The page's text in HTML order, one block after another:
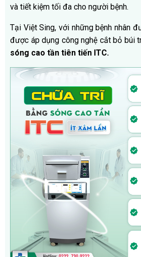
và tiết kiệm tối đa cho người bệnh.
Tại Việt Sing, với những bệnh nhân
được áp dụng công nghệ cắt bỏ búi
sóng cao tần tiên tiến ITC.